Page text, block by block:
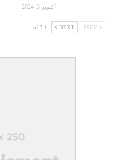
أكتوبر 3, 2024
NEXT
1 of 3